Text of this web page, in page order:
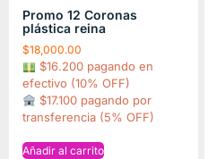
Promo 12 Coronas
plástica reina
$18,000.00
$16.200 pagando en
efectivo (10% OFF)
$17.100 pagando por
transferencia (5% OFF)
Añadir al carrito